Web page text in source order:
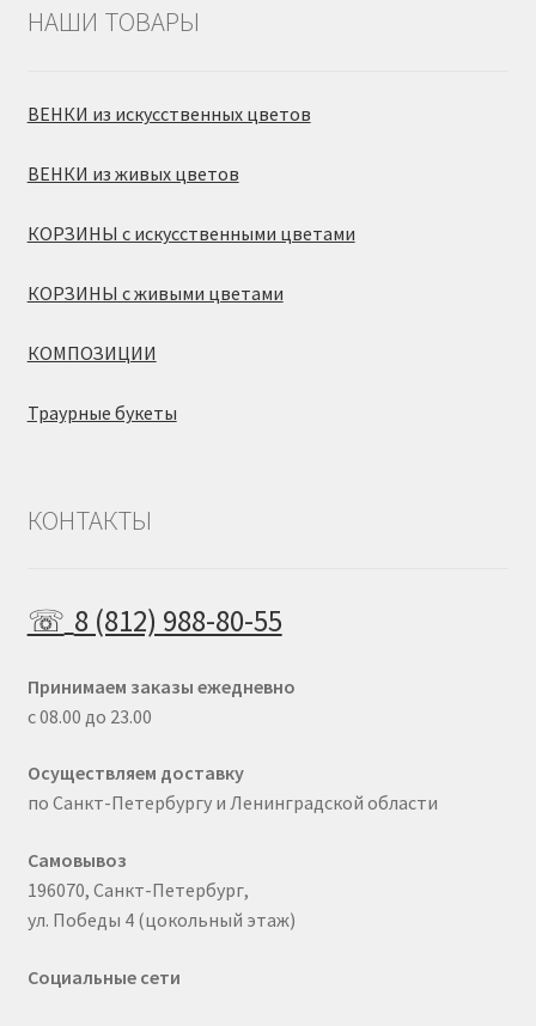
НАШИ ТОВАРЫ
ВЕНКИ из искусственных цветов
ВЕНКИ из живых цветов
КОРЗИНЫ с искусственными цветами
КОРЗИНЫ с живыми цветами
КОМПОЗИЦИИ
Траурные букеты
КОНТАКТЫ
☏ 8 (812) 988-80-55
Принимаем заказы ежедневно
с 08.00 до 23.00
Осуществляем доставку
по Санкт-Петербургу и Ленинградской области
Самовывоз
196070, Санкт-Петербург,
ул. Победы 4 (цокольный этаж)
Социальные сети